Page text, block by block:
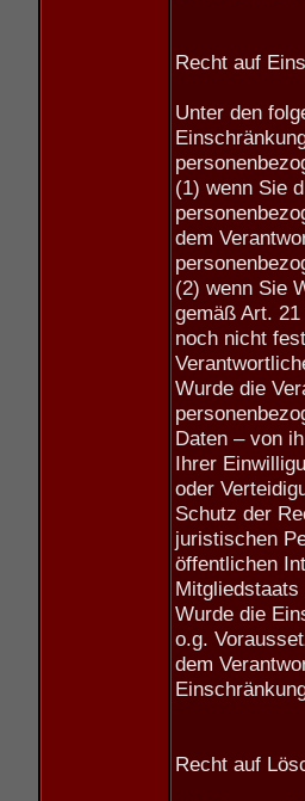
Recht auf
Unter den
(1) wenn Sie
dem
(2) wenn Sie
gemäß Art.
noch nicht
Wurde die
Daten – von
Ihrer
oder
Schutz der
juristischen
öffentlichen
Wurde die
o.g.
dem
Recht auf